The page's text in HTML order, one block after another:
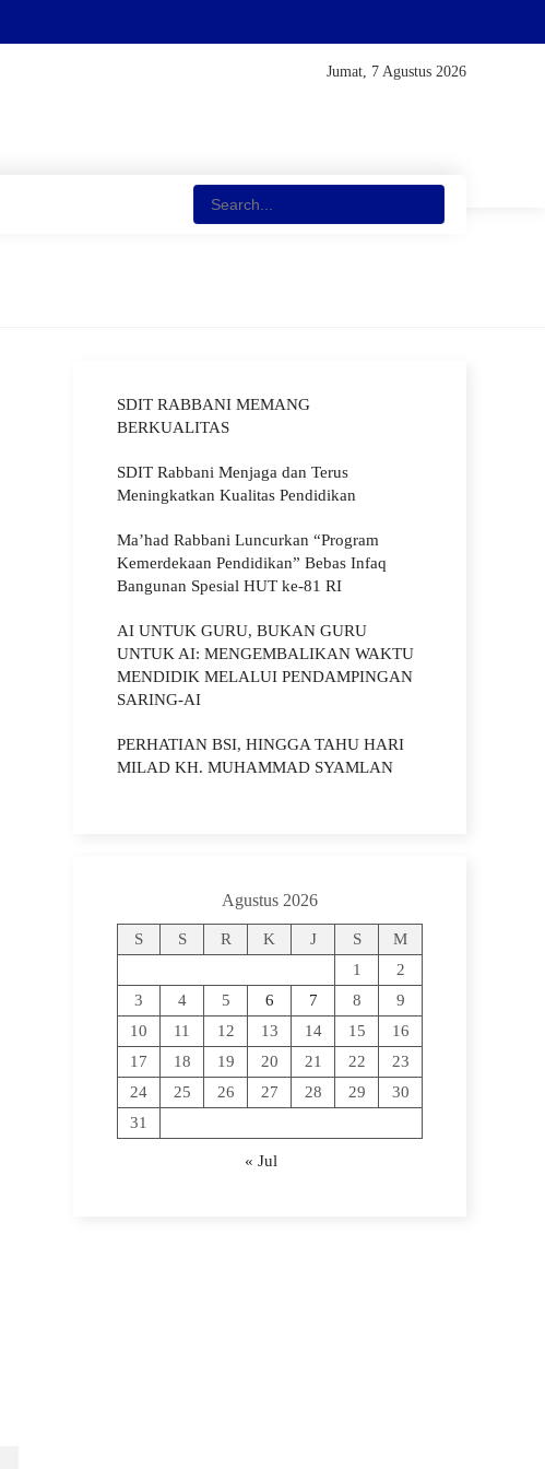
Jumat, 7 Agustus 2026
SDIT RABBANI MEMANG
BERKUALITAS
SDIT Rabbani Menjaga dan Terus
Meningkatkan Kualitas Pendidikan
Ma’had Rabbani Luncurkan “Program
Kemerdekaan Pendidikan” Bebas Infaq
Bangunan Spesial HUT ke-81 RI
AI UNTUK GURU, BUKAN GURU
UNTUK AI: MENGEMBALIKAN WAKTU
MENDIDIK MELALUI PENDAMPINGAN
SARING-AI
PERHATIAN BSI, HINGGA TAHU HARI
MILAD KH. MUHAMMAD SYAMLAN
Agustus 2026
S S R K J S
M
1
2
3
4 5 6 7 8
9
10
11 12 13 14 15
16
17
18 19 20 21 22
23
24
25 26 27 28 29
30
31
« Jul